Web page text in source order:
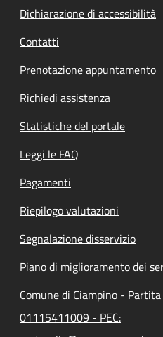
Dichiarazione di accessibilità
Contatti
Prenotazione appuntamento
Richiedi assistenza
Statistiche del portale
Leggi le FAQ
Pagamenti
Riepilogo valutazioni
Segnalazione disservizio
Piano di miglioramento dei
Comune di Ciampino -
01115411009 - PEC: